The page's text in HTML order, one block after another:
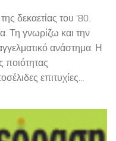
δεκαετίας του ’80.
Τη γνωρίζω και την
ανάστημα. Η
ποιότητας
επιτυχίες...